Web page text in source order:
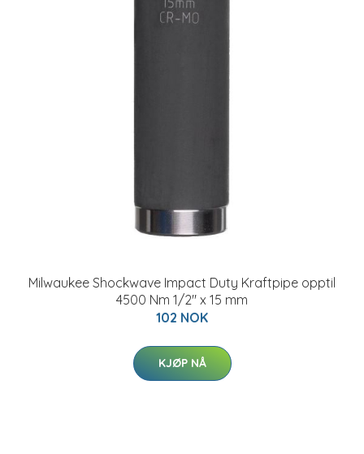
Milwaukee Shockwave Impact Duty Kraftpipe opptil
4500 Nm 1/2" x 15 mm
102 NOK
KJØP NÅ